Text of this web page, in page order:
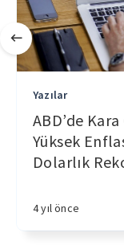
Yazılar
ABD’de
Yüksek
Dolarlık
4 yıl önce